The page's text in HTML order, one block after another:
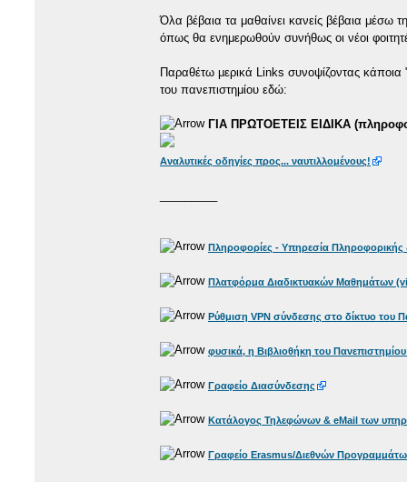
Όλα βέβαια τα μαθαίνει κανείς βέβαια μέσω
όπως θα ενημερωθούν συνήθως οι νέοι
Παραθέτω μερικά Links συνοψίζοντας
του πανεπιστημίου εδώ:
ΓΙΑ ΠΡΩΤΟΕΤΕΙΣ ΕΙΔΙΚΑ
Αναλυτικές οδηγίες προς... ναυτιλλομένους!
Πληροφορίες - Υπηρεσία Πληροφορικής
Πλατφόρμα Διαδικτυακών Μαθημάτων
Ρύθμιση VPN σύνδεσης στο δίκτυο του
φυσικά, η Βιβλιοθήκη του Πανεπιστημίου
Γραφείο Διασύνδεσης
Κατάλογος Τηλεφώνων & eMail των
Γραφείο Erasmus/Διεθνών